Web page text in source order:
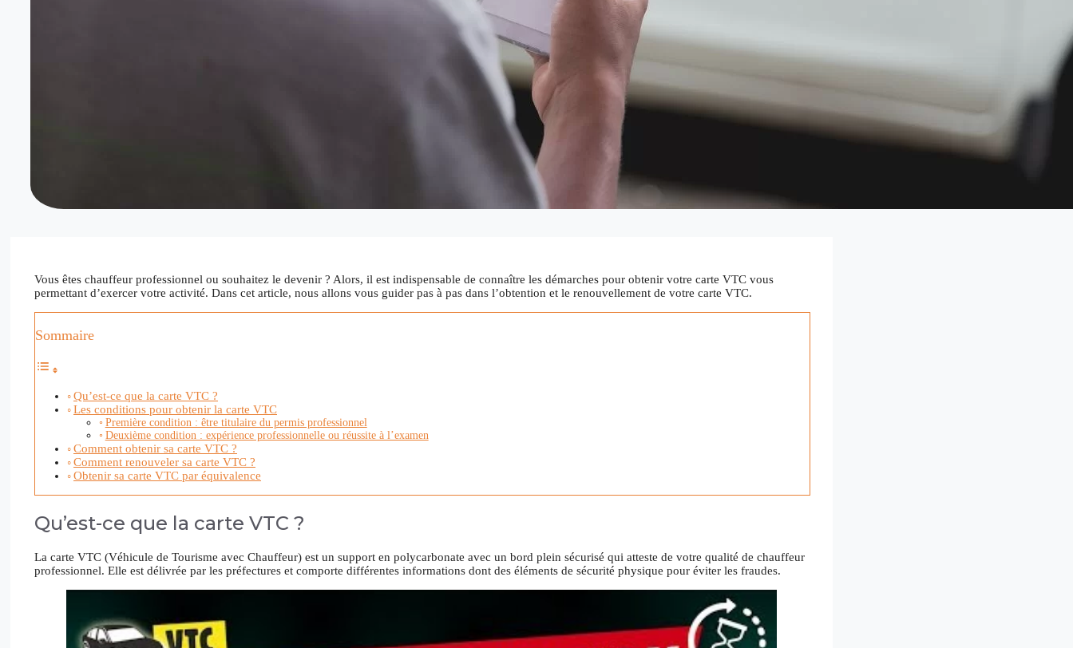
Vous êtes chauffeur professionnel ou souhaitez le devenir ? Alors, il est indispensable de connaître les démarches pour obtenir votre carte VTC vous
permettant d’exercer votre activité. Dans cet article, nous allons vous guider pas à pas dans l’obtention et le renouvellement de votre carte VTC.
Sommaire
Qu’est-ce que la carte VTC ?
Les conditions pour obtenir la carte VTC
Première condition : être titulaire du permis professionnel
Deuxième condition : expérience professionnelle ou réussite à l’examen
Comment obtenir sa carte VTC ?
Comment renouveler sa carte VTC ?
Obtenir sa carte VTC par équivalence
Qu’est-ce que la carte VTC ?
La carte VTC (Véhicule de Tourisme avec Chauffeur) est un support en polycarbonate avec un bord plein sécurisé qui atteste de votre qualité de chauffeur
professionnel. Elle est délivrée par les préfectures et comporte différentes informations dont des éléments de sécurité physique pour éviter les fraudes.